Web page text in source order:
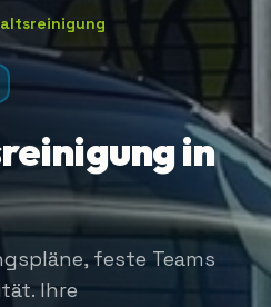
in
feste Teams
Ihre